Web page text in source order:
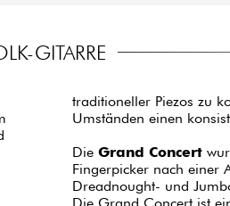
GITARRE
traditioneller Piezos zu
Umständen einen
DieGrand Concert
Fingerpicker nach einer
Dreadnought- und